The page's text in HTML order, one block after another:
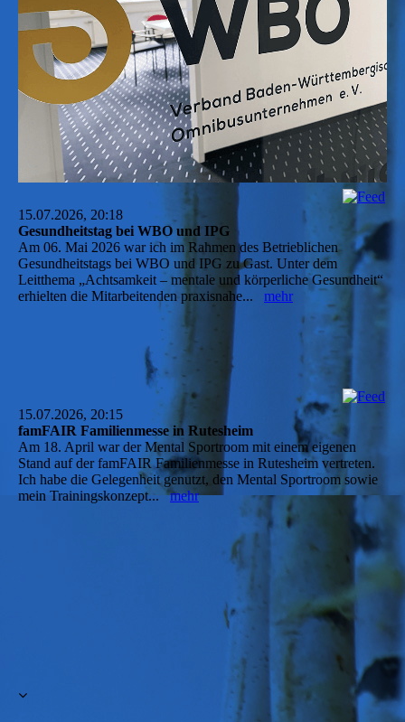
15.07.2026, 20:18
Gesundheitstag bei WBO und IPG
Am 06. Mai 2026 war ich im Rahmen des Betrieblichen
Gesundheitstags bei WBO und IPG zu Gast. Unter dem
Leitthema „Achtsamkeit – mentale und körperliche Gesundheit“
erhielten die Mitarbeitenden praxisnahe... mehr
15.07.2026, 20:15
famFAIR Familienmesse in Rutesheim
Am 18. April war der Mental Sportroom mit einem eigenen
Stand auf der famFAIR Familienmesse in Rutesheim vertreten.
Ich habe die Gelegenheit genutzt, den Mental Sportroom sowie
mein Trainingskonzept...mehr